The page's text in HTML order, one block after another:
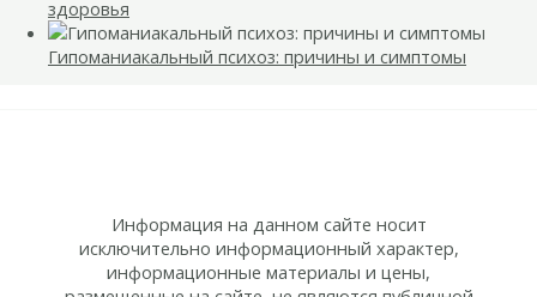
здоровья
Гипоманиакальный психоз: причины и симптомы
Информация на данном сайте носит
исключительно информационный характер,
информационные материалы и цены,